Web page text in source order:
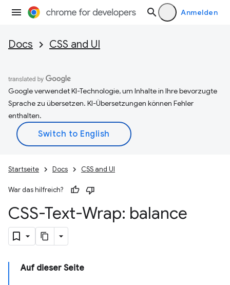
Anmelden
Docs CSS and UI
Google verwendet KI-Technologie, um Inhalte in Ihre bevorzugte
Sprache zu übersetzen. KI-Übersetzungen können Fehler
enthalten.
Startseite Docs CSS and UI
War das hilfreich?
CSS-Text-Wrap: balance
Auf dieser Seite